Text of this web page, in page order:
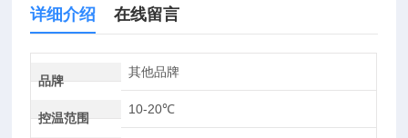
详细介绍 在线留言
品牌
其他品牌
控温范围
10-20℃